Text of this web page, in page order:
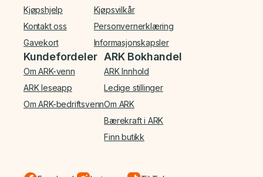
Kjøpshjelp
Kontakt oss
Gavekort
Kjøpsvilkår
Personvernerklæring
Informasjonskapsler
Kundefordeler
Om ARK-venn
ARK leseapp
Om ARK-bedriftsvenn
ARK Bokhandel
ARK Innhold
Ledige stillinger
Om ARK
Bærekraft i ARK
Finn butikk